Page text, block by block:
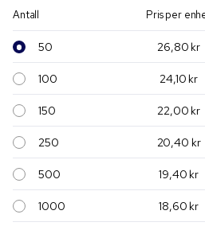
Antall Pris per
50 26,80 kr
100 24,10 kr
150 22,00 kr
250 20,40 kr
500 19,40 kr
1000 18,60 kr